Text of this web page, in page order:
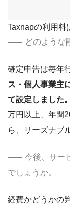
Taxnapの利用料
どのような
確定申告は毎年
ス・個人事業主
て設定しました。
万円以上、年間
ら、リーズナブ
今後、サー
でしょうか。
経費かどうかの